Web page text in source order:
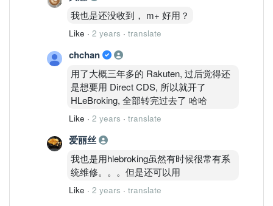
我也是还没收到， m+ 好用？
Like · 2 years · translate
chchan
用了大概三年多的 Rakuten, 过后觉得还
是想要用 Direct CDS, 所以就开了
HLeBroking, 全部转完过去了 哈哈
Like · 2 years · translate
爱丽丝
我也是用hlebroking虽然有时候很常有系
统维修。。。但是还可以用
Like · 2 years · translate